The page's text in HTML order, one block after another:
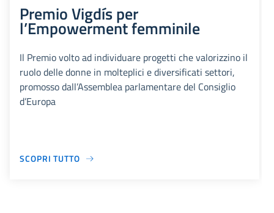
Premio Vigdís per
l’Empowerment femminile
Il Premio volto ad individuare progetti che valorizzino il
ruolo delle donne in molteplici e diversificati settori,
promosso dall’Assemblea parlamentare del Consiglio
d’Europa
SCOPRI TUTTO